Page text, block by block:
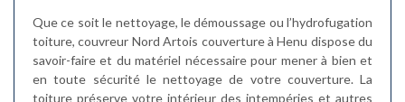
Que ce soit le nettoyage, le démoussage ou l’hydrofugation
toiture, couvreur Nord Artois couverture à Henu dispose du
savoir-faire et du matériel nécessaire pour mener à bien et
en toute sécurité le nettoyage de votre couverture. La
toiture préserve votre intérieur des intempéries et autres